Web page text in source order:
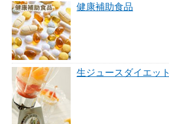
健康補助食品
生ジュースダイエット